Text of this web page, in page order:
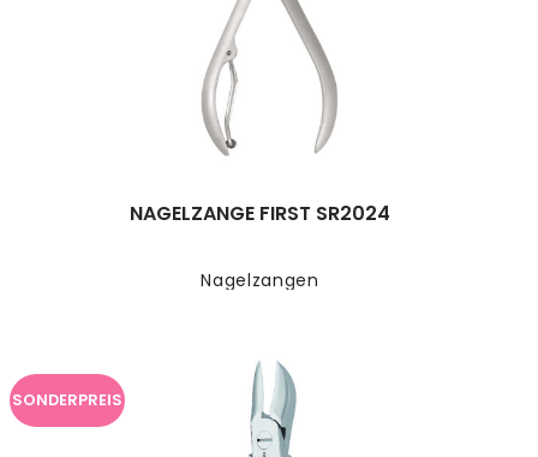
Nagelzangen
NAGELZANGE FIRST SR2024
SONDERPREIS